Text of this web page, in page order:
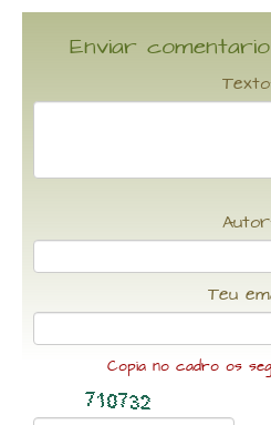
Enviar
Teu
Copia no cadro os